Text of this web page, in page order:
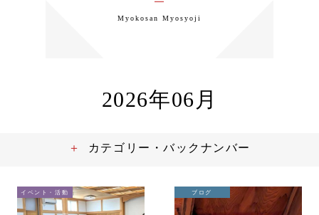
Myokosan Myosyoji
2026年06月
イベント・活動 ブログ
カテゴリー・バックナンバー